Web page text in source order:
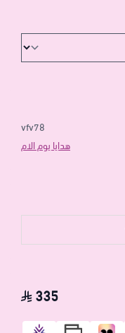
vfv78
هدايا يوم الام
335